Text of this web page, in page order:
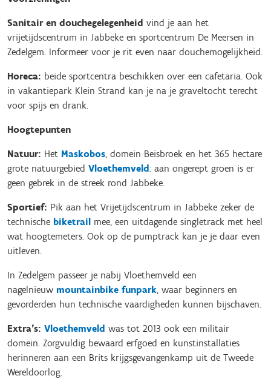
Sanitair en douchegelegenheid vind je aan het
vrijetijdscentrum in Jabbeke en sportcentrum De Meersen in
Zedelgem. Informeer voor je rit even naar douchemogelijkheid.
Horeca: beide sportcentra beschikken over een cafetaria. Ook
in vakantiepark Klein Strand kan je na je graveltocht terecht
voor spijs en drank.
Hoogtepunten
Natuur: Het Maskobos, domein Beisbroek en het 365 hectare
grote natuurgebied Vloethemveld: aan ongerept groen is er
geen gebrek in de streek rond Jabbeke.
Sportief: Pik aan het Vrijetijdscentrum in Jabbeke zeker de
technische biketrail mee, een uitdagende singletrack met heel
wat hoogtemeters. Ook op de pumptrack kan je je daar even
uitleven.
In Zedelgem passeer je nabij Vloethemveld een
nagelnieuw mountainbike funpark, waar beginners en
gevorderden hun technische vaardigheden kunnen bijschaven.
Extra's: Vloethemveld was tot 2013 ook een militair
domein. Zorgvuldig bewaard erfgoed en kunstinstallaties
herinneren aan een Brits krijgsgevangenkamp uit de Tweede
Wereldoorlog.